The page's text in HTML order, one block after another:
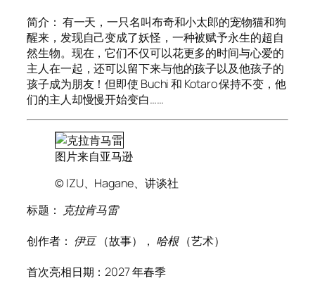
简介： 有一天，一只名叫布奇和小太郎的宠物猫和狗
醒来，发现自己变成了妖怪，一种被赋予永生的超自
然生物。现在，它们不仅可以花更多的时间与心爱的
主人在一起，还可以留下来与他的孩子以及他孩子的
孩子成为朋友！但即使 Buchi 和 Kotaro 保持不变，他
们的主人却慢慢开始变白……
图片来自亚马逊
© IZU、Hagane、讲谈社
标题： 克拉肯马雷
创作者： 伊豆（故事）， 哈根（艺术）
首次亮相日期：2027 年春季